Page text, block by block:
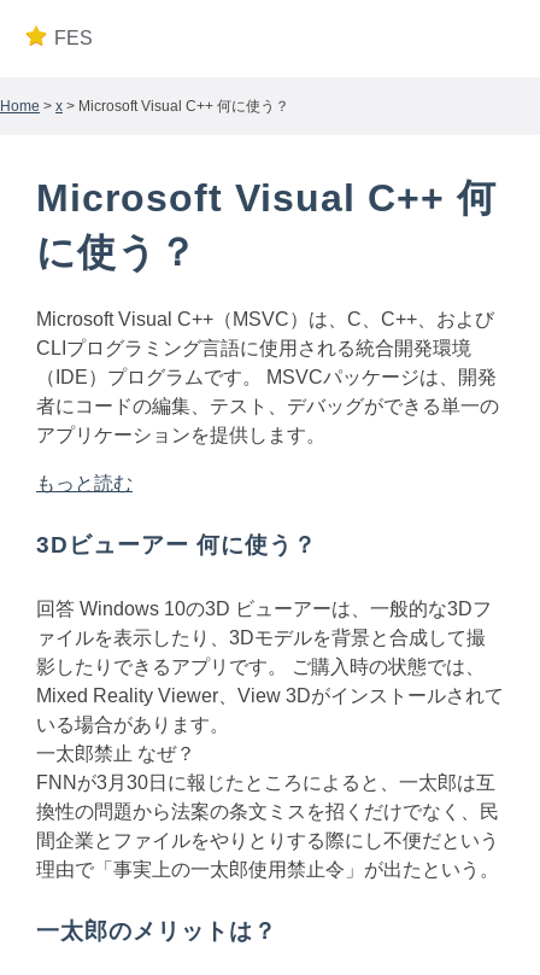
FES
Home > x > Microsoft Visual C++ 何に使う？
Microsoft Visual C++ 何
に使う？
Microsoft Visual C++（MSVC）は、C、C++、および
CLIプログラミング言語に使用される統合開発環境
（IDE）プログラムです。 MSVCパッケージは、開発
者にコードの編集、テスト、デバッグができる単一の
アプリケーションを提供します。
もっと読む
3Dビューアー 何に使う？
回答 Windows 10の3D ビューアーは、一般的な3Dフ
ァイルを表示したり、3Dモデルを背景と合成して撮
影したりできるアプリです。 ご購入時の状態では、
Mixed Reality Viewer、View 3Dがインストールされて
いる場合があります。
一太郎禁止 なぜ？
FNNが3月30日に報じたところによると、一太郎は互
換性の問題から法案の条文ミスを招くだけでなく、民
間企業とファイルをやりとりする際にし不便だという
理由で「事実上の一太郎使用禁止令」が出たという。
一太郎のメリットは？